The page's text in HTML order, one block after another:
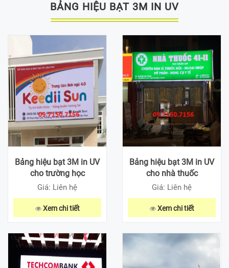
BẢNG HIỆU BẠT 3M IN UV
Bảng hiệu bạt 3M in UV
cho trường học
Giá: Liên hệ
Xem chi tiết
Bảng hiệu bạt 3M in UV
cho nhà thuốc
Giá: Liên hệ
Xem chi tiết